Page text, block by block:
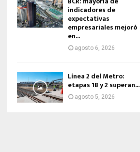
indicadores de
expectativas
empresariales mejoró
en...
agosto 6, 2026
Línea 2 del Metro:
etapas 1B y 2 superan...
agosto 5, 2026